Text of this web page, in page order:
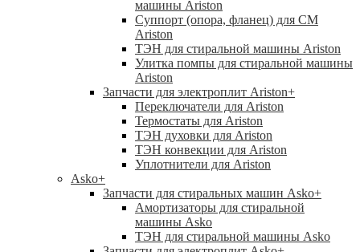
машины Ariston
Суппорт (опора, фланец) для СМ
Ariston
ТЭН для стиральной машины Ariston
Улитка помпы для стиральной машины
Ariston
Запчасти для электроплит Ariston+
Переключатели для Ariston
Термостаты для Ariston
ТЭН духовки для Ariston
ТЭН конвекции для Ariston
Уплотнители для Ariston
Asko+
Запчасти для стиральных машин Asko+
Амортизаторы для стиральной
машины Asko
ТЭН для стиральной машины Asko